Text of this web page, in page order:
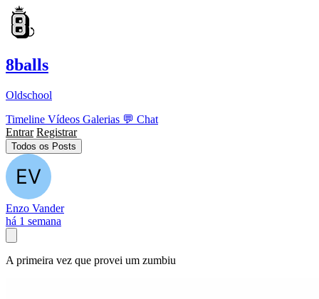
8balls
Oldschool
Timeline Vídeos Galerias 💬 Chat
Entrar Registrar
Todos os Posts
Enzo Vander
há 1 semana
A primeira vez que provei um zumbiu